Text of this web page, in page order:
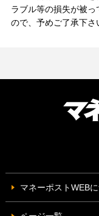
ラブル等の損失が被
ので、予めご了承下さ
マネーポストWEB